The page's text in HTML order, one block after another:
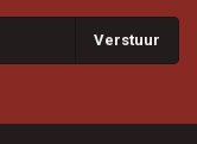
Verstuur